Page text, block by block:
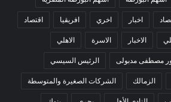
اخبار اخري افريقيا اقتصاد
الاخبار الاسرة الاهلي
مصطفى مدبولى الرئيس السيسي
الزمالك الشركات الصغيرة والمتوسطة